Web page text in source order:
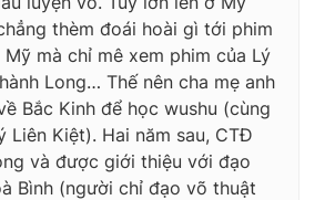
thèm đoái hoài gì tới phim
mà chỉ mê xem phim của Lý
Long… Thế nên cha mẹ anh
Bắc Kinh để học wushu (cùng
Liên Kiệt). Hai năm sau, CTĐ
và được giới thiệu với đạo
Bình (người chỉ đạo võ thuật